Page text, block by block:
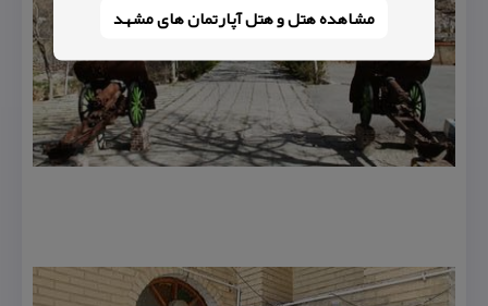
مشاهده هتل و هتل‌ آپارتمان های مشهد